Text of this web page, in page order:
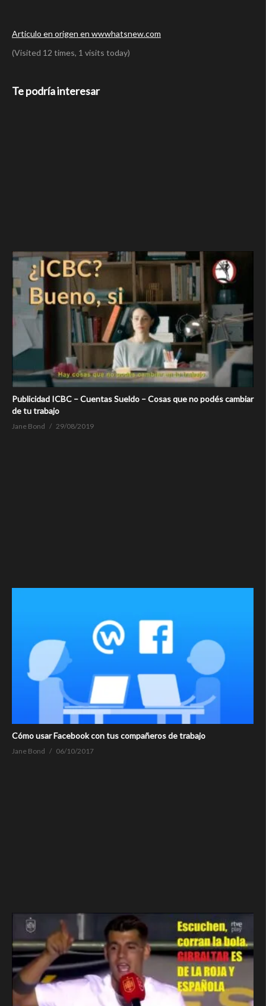
Articulo en origen en wwwhatsnew.com
(Visited 12 times, 1 visits today)
Te podría interesar
Publicidad ICBC – Cuentas Sueldo – Cosas que no podés cambiar
de tu trabajo
Jane Bond 29/08/2019
Cómo usar Facebook con tus compañeros de trabajo
Jane Bond 06/10/2017